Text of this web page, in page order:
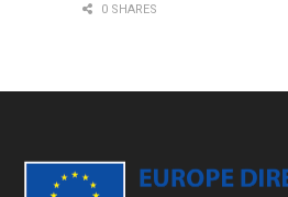
0 SHARES